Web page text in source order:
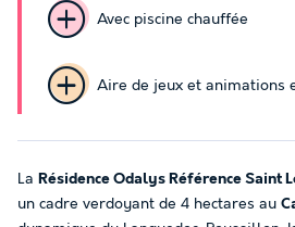
Avec piscine chauffée
Aire de jeux et animations
La Résidence Odalys Référence Saint
un cadre verdoyant de 4 hectares au